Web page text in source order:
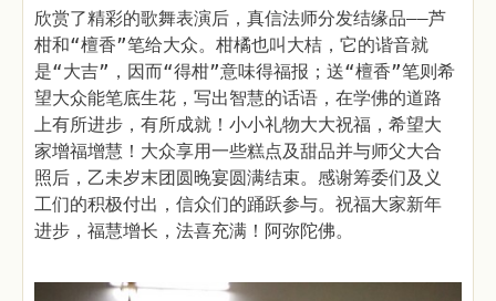
欣赏了精彩的歌舞表演后，真信法师分发结缘品——芦
柑和“檀香”笔给大众。柑橘也叫大桔，它的谐音就
是“大吉”，因而“得柑”意味得福报；送“檀香”笔则希
望大众能笔底生花，写出智慧的话语，在学佛的道路
上有所进步，有所成就！小小礼物大大祝福，希望大
家增福增慧！大众享用一些糕点及甜品并与师父大合
照后，乙未岁末团圆晚宴圆满结束。感谢筹委们及义
工们的积极付出，信众们的踊跃参与。祝福大家新年
进步，福慧增长，法喜充满！阿弥陀佛。